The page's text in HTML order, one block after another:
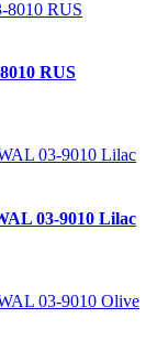
RUS
03-9010 Lilac